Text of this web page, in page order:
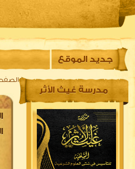
الصفحه الرئيسية
جديد الموقع
مدرسة غيث الأثر